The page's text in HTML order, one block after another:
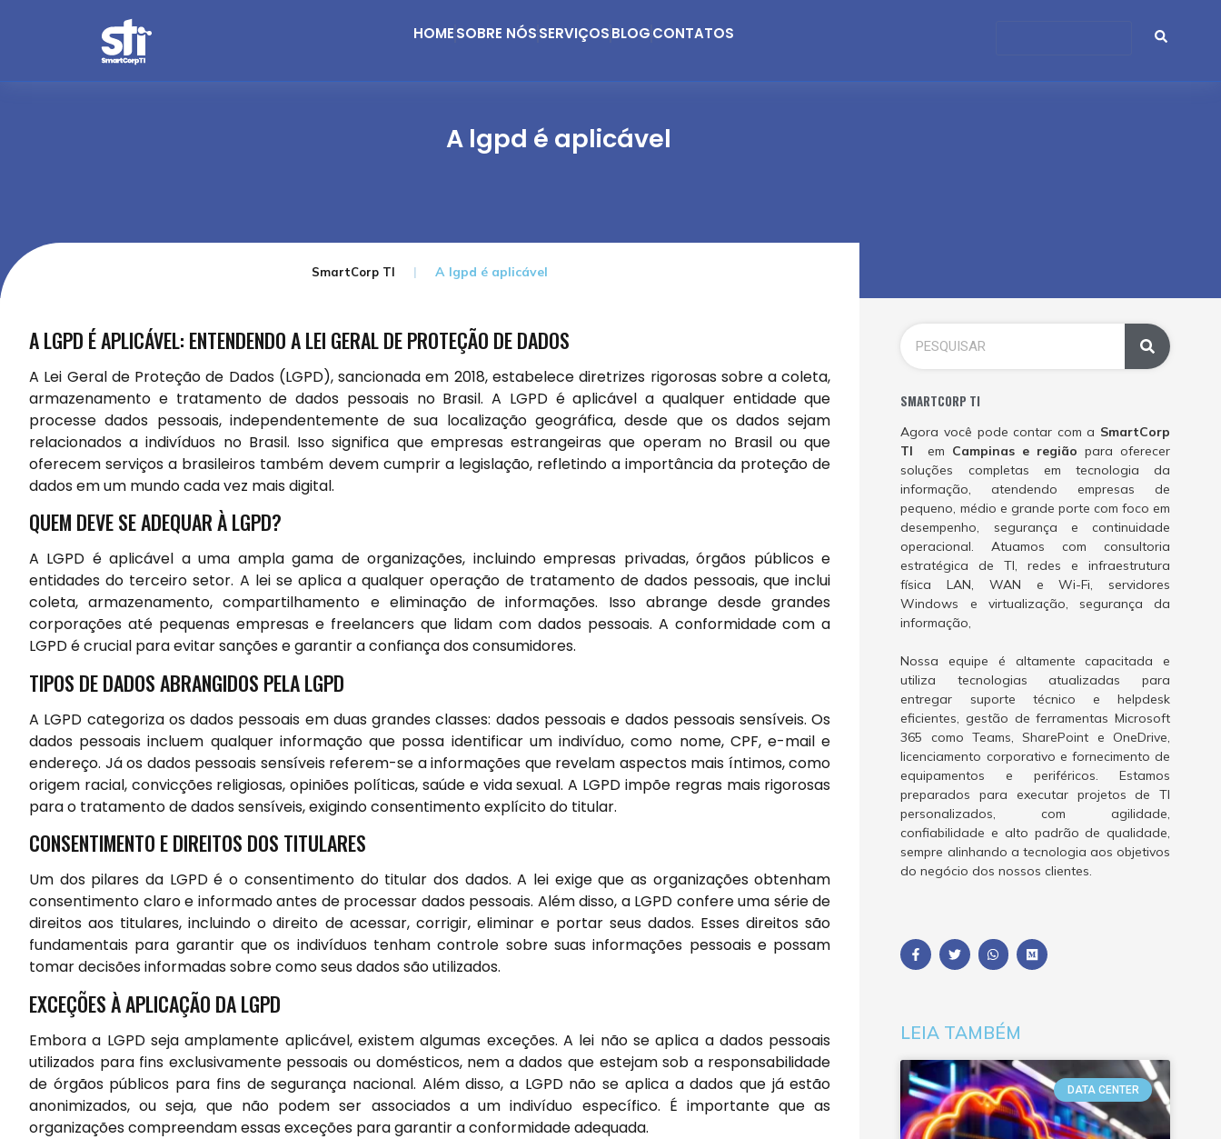
HOMESOBRE NÓSSERVIÇOSBLOGCONTATOS
A lgpd é aplicável
SmartCorp TI A lgpd é aplicável
A LGPD É APLICÁVEL: ENTENDENDO A LEI GERAL DE PROTEÇÃO DE DADOS
A Lei Geral de Proteção de Dados (LGPD), sancionada em 2018, estabelece diretrizes rigorosas sobre a coleta,
armazenamento e tratamento de dados pessoais no Brasil. A LGPD é aplicável a qualquer entidade que
processe dados pessoais, independentemente de sua localização geográfica, desde que os dados sejam
relacionados a indivíduos no Brasil. Isso significa que empresas estrangeiras que operam no Brasil ou que
oferecem serviços a brasileiros também devem cumprir a legislação, refletindo a importância da proteção de
dados em um mundo cada vez mais digital.
QUEM DEVE SE ADEQUAR À LGPD?
A LGPD é aplicável a uma ampla gama de organizações, incluindo empresas privadas, órgãos públicos e
entidades do terceiro setor. A lei se aplica a qualquer operação de tratamento de dados pessoais, que inclui
coleta, armazenamento, compartilhamento e eliminação de informações. Isso abrange desde grandes
corporações até pequenas empresas e freelancers que lidam com dados pessoais. A conformidade com a
LGPD é crucial para evitar sanções e garantir a confiança dos consumidores.
TIPOS DE DADOS ABRANGIDOS PELA LGPD
A LGPD categoriza os dados pessoais em duas grandes classes: dados pessoais e dados pessoais sensíveis. Os
dados pessoais incluem qualquer informação que possa identificar um indivíduo, como nome, CPF, e-mail e
endereço. Já os dados pessoais sensíveis referem-se a informações que revelam aspectos mais íntimos, como
origem racial, convicções religiosas, opiniões políticas, saúde e vida sexual. A LGPD impõe regras mais rigorosas
para o tratamento de dados sensíveis, exigindo consentimento explícito do titular.
CONSENTIMENTO E DIREITOS DOS TITULARES
Um dos pilares da LGPD é o consentimento do titular dos dados. A lei exige que as organizações obtenham
consentimento claro e informado antes de processar dados pessoais. Além disso, a LGPD confere uma série de
direitos aos titulares, incluindo o direito de acessar, corrigir, eliminar e portar seus dados. Esses direitos são
fundamentais para garantir que os indivíduos tenham controle sobre suas informações pessoais e possam
tomar decisões informadas sobre como seus dados são utilizados.
EXCEÇÕES À APLICAÇÃO DA LGPD
Embora a LGPD seja amplamente aplicável, existem algumas exceções. A lei não se aplica a dados pessoais
utilizados para fins exclusivamente pessoais ou domésticos, nem a dados que estejam sob a responsabilidade
de órgãos públicos para fins de segurança nacional. Além disso, a LGPD não se aplica a dados que já estão
anonimizados, ou seja, que não podem ser associados a um indivíduo específico. É importante que as
organizações compreendam essas exceções para garantir a conformidade adequada.
SMARTCORP TI
Agora você pode contar com a SmartCorp
TI em Campinas e região para oferecer
soluções completas em tecnologia da
informação, atendendo empresas de
pequeno, médio e grande porte com foco em
desempenho, segurança e continuidade
operacional. Atuamos com consultoria
estratégica de TI, redes e infraestrutura
física LAN, WAN e Wi-Fi, servidores
Windows e virtualização, segurança da
informação,
Nossa equipe é altamente capacitada e
utiliza tecnologias atualizadas para
entregar suporte técnico e helpdesk
eficientes, gestão de ferramentas Microsoft
365 como Teams, SharePoint e OneDrive,
licenciamento corporativo e fornecimento de
equipamentos e periféricos. Estamos
preparados para executar projetos de TI
personalizados, com agilidade,
confiabilidade e alto padrão de qualidade,
sempre alinhando a tecnologia aos objetivos
do negócio dos nossos clientes.
LEIA TAMBÉM
DATA CENTER